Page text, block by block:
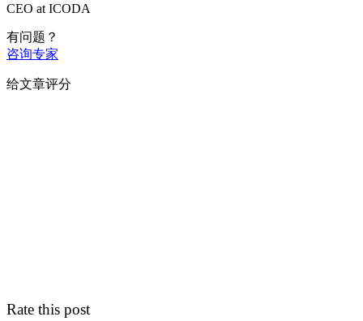
CEO at ICODA
有问题？
咨询专家
给文章评分
Rate this post